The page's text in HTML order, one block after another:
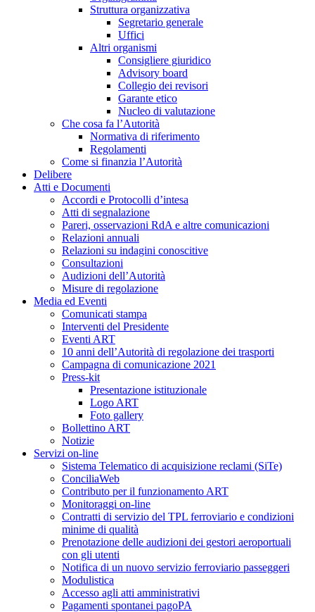
Struttura organizzativa
Segretario generale
Uffici
Altri organismi
Consigliere giuridico
Advisory board
Collegio dei revisori
Garante etico
Nucleo di valutazione
Che cosa fa l’Autorità
Normativa di riferimento
Regolamenti
Come si finanzia l’Autorità
Delibere
Atti e Documenti
Accordi e Protocolli d’intesa
Atti di segnalazione
Pareri, osservazioni RdA e altre comunicazioni
Relazioni annuali
Relazioni su indagini conoscitive
Consultazioni
Audizioni dell’Autorità
Misure di regolazione
Media ed Eventi
Comunicati stampa
Interventi del Presidente
Eventi ART
10 anni dell’Autorità di regolazione dei trasporti
Campagna di comunicazione 2021
Press-kit
Presentazione istituzionale
Logo ART
Foto gallery
Bollettino ART
Notizie
Servizi on-line
Sistema Telematico di acquisizione reclami (SiTe)
ConciliaWeb
Contributo per il funzionamento ART
Monitoraggi on-line
Contratti di servizio del TPL ferroviario e condizioni
minime di qualità
Prenotazione delle audizioni dei gestori aeroportuali
con gli utenti
Notifica di un nuovo servizio ferroviario passeggeri
Modulistica
Accesso agli atti amministrativi
Pagamenti spontanei pagoPA